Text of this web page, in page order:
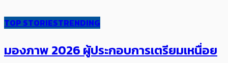
TOP STORIESTRENDING
มองภาพ 2026 ผู้ประกอบการเตรียมเหนื่อย